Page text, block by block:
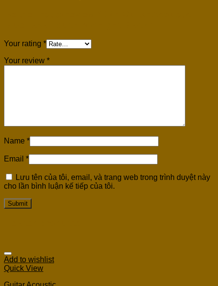
Your rating *
Your review *
Name *
Email *
Lưu tên của tôi, email, và trang web trong trình duyệt này
cho lần bình luận kế tiếp của tôi.
Add to wishlist
Quick View